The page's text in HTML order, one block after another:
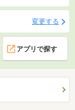
変更する
アプリで探す